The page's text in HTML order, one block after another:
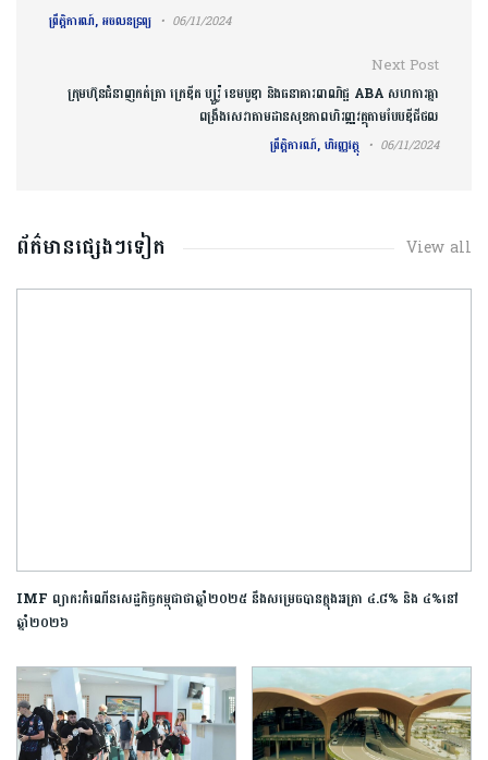
ព្រឹត្តិការណ៍, អចលនទ្រព្យ 06/11/2024
Next Post
ក្រុមហ៊ុនជំនាញកត់ត្រា ក្រេឌីត ប្យួរ៉ូ ខេមបូឌា និងធនាគារពាណិជ្ជ ABA សហការគ្នា
ពង្រឹងសេវាតាមដានសុខភាពហិរញ្ញវត្ថុតាមបែបឌីជីថល
ព្រឹត្តិការណ៍, ហិរញ្ញវត្ថុ 06/11/2024
ព័ត៌មានផ្សេងៗទៀត View all
IMF ព្យាករកំណើនសេដ្ឋកិច្ចកម្ពុជាថាឆ្នាំ២០២៥ នឹងសម្រេចបានក្នុងអត្រា ៤.៨% និង ៤%នៅ
ឆ្នាំ២០២៦